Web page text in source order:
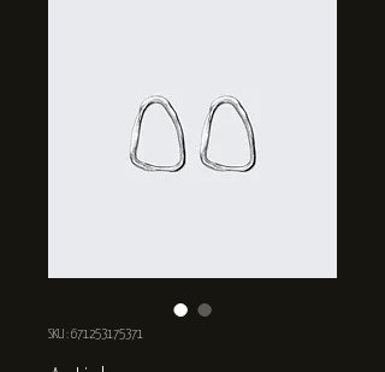
SKU : 671253175371